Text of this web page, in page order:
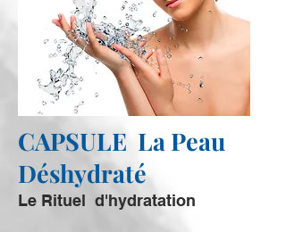
CAPSULE La Peau
Déshydraté
Le Rituel d'hydratation